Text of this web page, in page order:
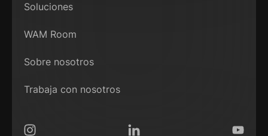
Soluciones
WAM Room
Sobre nosotros
Trabaja con nosotros
Instagram LinkedIn